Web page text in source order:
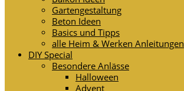
Gartengestaltung
Beton Ideen
Basics und Tipps
alle Heim & Werken Anleitungen
DIY Special
Besondere Anlässe
Halloween
Advent